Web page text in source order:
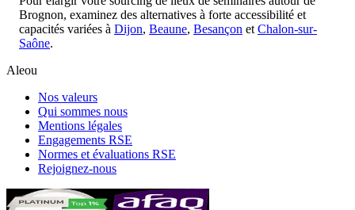
Brognon, examinez des alternatives à forte accessibilité et
capacités variées à Dijon, Beaune, Besançon et Chalon-sur-
Saône.
Aleou
Nos valeurs
Qui sommes nous
Mentions légales
Engagements RSE
Normes et évaluations RSE
Rejoignez-nous